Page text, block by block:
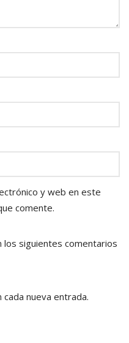
y web en este
comente.
los siguientes comentarios
nueva entrada.